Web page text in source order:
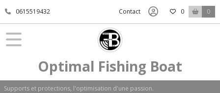
0615519432 Contact 0 0
Optimal Fishing Boat
Supports et protections, l'optimisation d'une passion.